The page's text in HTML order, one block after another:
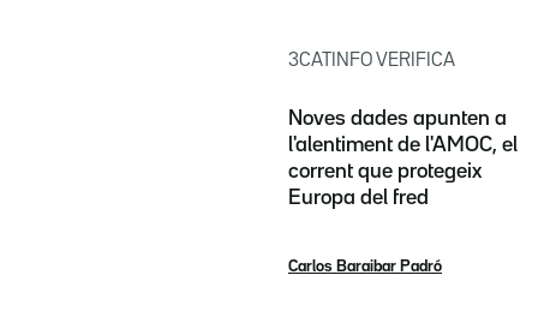
3CATINFO VERIFICA
Noves dades apunten a
l'alentiment de l'AMOC, el
corrent que protegeix
Europa del fred
Carlos Baraibar Padró